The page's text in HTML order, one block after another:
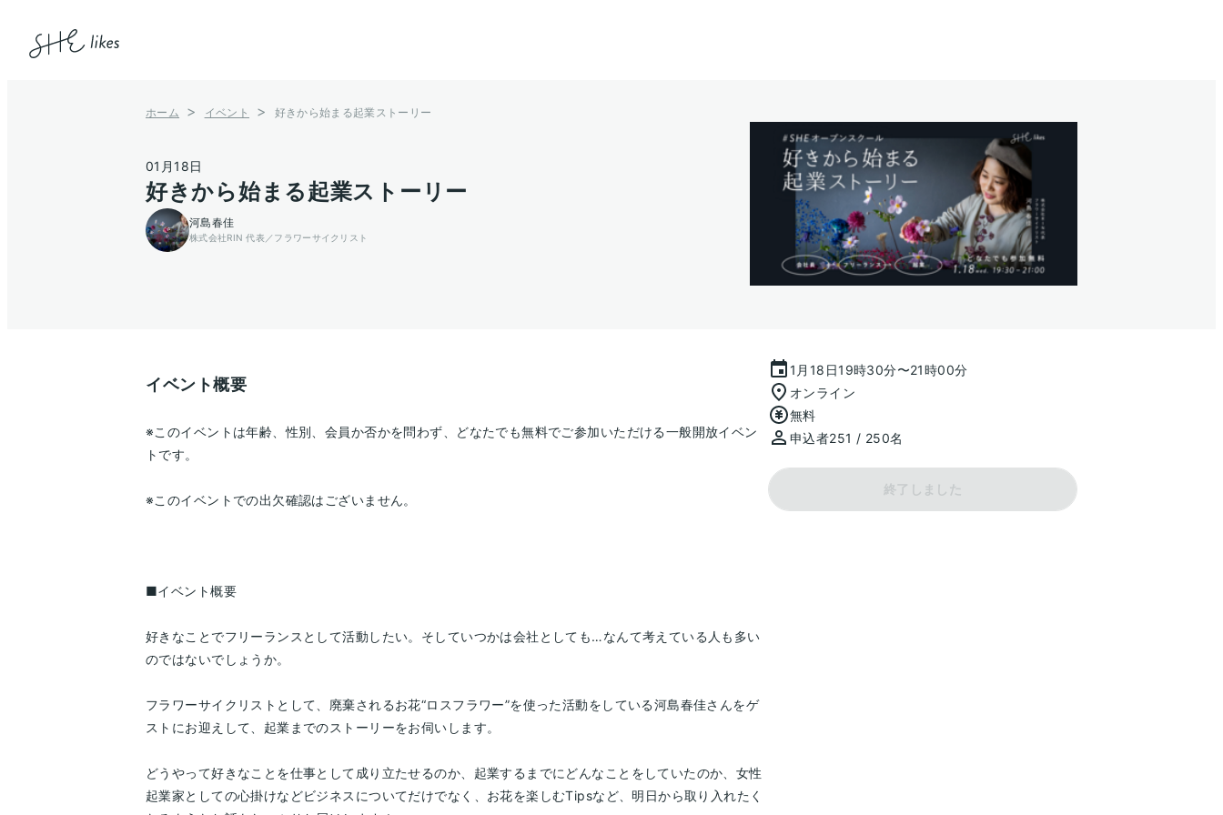
ホーム イベント 好きから始まる起業ストーリー
01月18日
好きから始まる起業ストーリー
河島春佳
株式会社RIN 代表／フラワーサイクリスト
イベント概要
※このイベントは年齢、性別、会員か否かを問わず、どなたでも無料でご参加いただける一般開放イベン
トです。
※このイベントでの出欠確認はございません。
■イベント概要
好きなことでフリーランスとして活動したい。そしていつかは会社としても…なんて考えている人も多い
のではないでしょうか。
フラワーサイクリストとして、廃棄されるお花“ロスフラワー”を使った活動をしている河島春佳さんをゲ
ストにお迎えして、起業までのストーリーをお伺いします。
どうやって好きなことを仕事として成り立たせるのか、起業するまでにどんなことをしていたのか、女性
起業家としての心掛けなどビジネスについてだけでなく、お花を楽しむTipsなど、明日から取り入れたく
1月18日19時30分〜21時00分
オンライン
無料
申込者251 / 250名
終了しました